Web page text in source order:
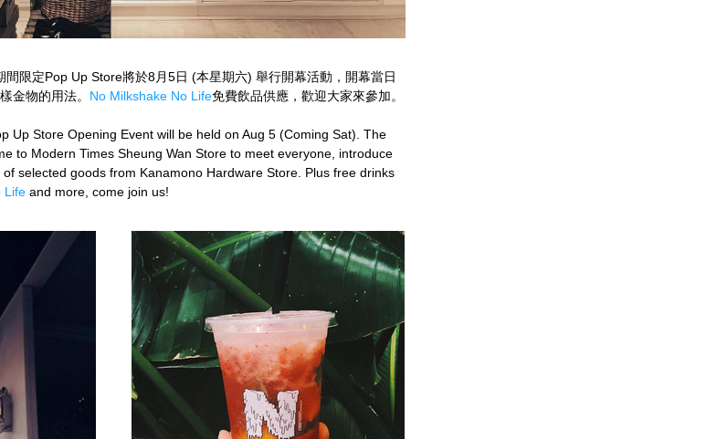
間限定Pop Up Store將於8月5日 (本星期六) 舉行開幕活動，開幕當日
金物的用法。 No Milkshake No Life免費飲品供應，歡迎大家來參加。
Up Store Opening Event will be held on Aug 5 (Coming Sat). The
to Modern Times Sheung Wan Store to meet everyone, introduce
selected goods from Kanamono Hardware Store. Plus free drinks
Life and more, come join us!